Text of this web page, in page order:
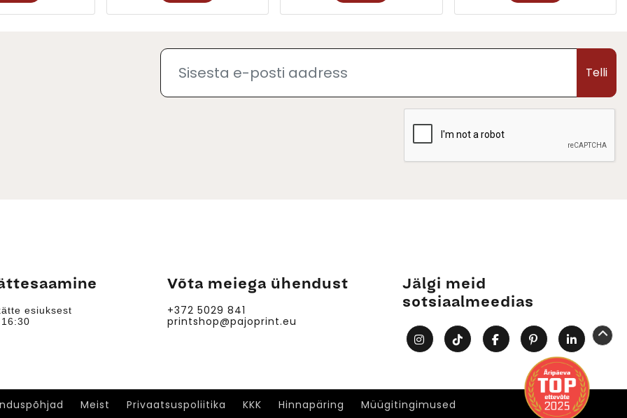
Telli
esiuksest
- 16:30
Võta meiega ühendust
+372 5029 841
printshop@pajoprint.eu
Jälgi meid
sotsiaalmeedias
Meist Privaatsuspoliitika KKK Hinnapäring Müügitingimused